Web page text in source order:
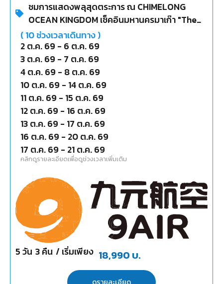
ชมการแสดงพลุสุดตระการ ณ CHIMELONG
OCEAN KINGDOM เช็คอินมหานครมาเก๊า "The
Venetian" ถ่ายรูปคู่ The Parisian ช้อปปิ้งถนน
คนเดินเป่ยจิงลู่
(10ช่วงเวลาเดินทาง )
2 ต.ค. 69 - 6 ต.ค. 69
3 ต.ค. 69 - 7 ต.ค. 69
4 ต.ค. 69 - 8 ต.ค. 69
10 ต.ค. 69 - 14 ต.ค. 69
11 ต.ค. 69 - 15 ต.ค. 69
12 ต.ค. 69 - 16 ต.ค. 69
13 ต.ค. 69 - 17 ต.ค. 69
16 ต.ค. 69 - 20 ต.ค. 69
17 ต.ค. 69 - 21 ต.ค. 69
คลิกดูรายละเอียดเพื่อดูช่วงเวลาเพิ่มเติม
5วัน 3คืน / เริ่มเพียง 18,990 บ.